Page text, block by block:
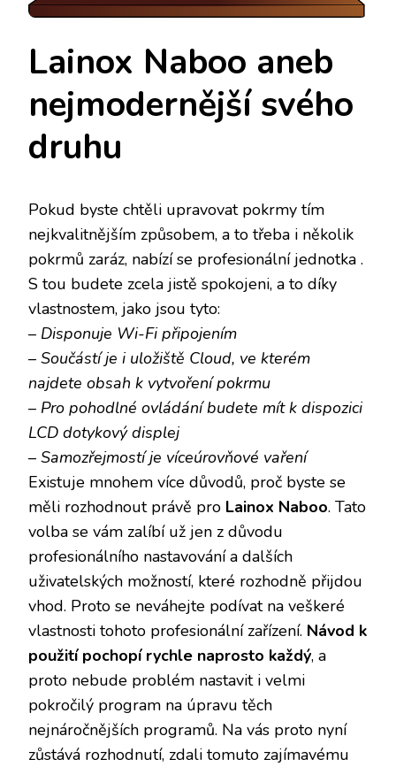
Lainox Naboo aneb
nejmodernější svého
druhu
Pokud byste chtěli upravovat pokrmy tím
nejkvalitnějším způsobem, a to třeba i několik
pokrmů zaráz, nabízí se profesionální jednotka .
S tou budete zcela jistě spokojeni, a to díky
vlastnostem, jako jsou tyto:
– Disponuje Wi-Fi připojením
– Součástí je i uložiště Cloud, ve kterém
najdete obsah k vytvoření pokrmu
– Pro pohodlné ovládání budete mít k dispozici
LCD dotykový displej
– Samozřejmostí je víceúrovňové vaření
Existuje mnohem více důvodů, proč byste se
měli rozhodnout právě pro Lainox Naboo. Tato
volba se vám zalíbí už jen z důvodu
profesionálního nastavování a dalších
uživatelských možností, které rozhodně přijdou
vhod. Proto se neváhejte podívat na veškeré
vlastnosti tohoto profesionální zařízení. Návod k
použití pochopí rychle naprosto každý, a
proto nebude problém nastavit i velmi
pokročilý program na úpravu těch
nejnáročnějších programů. Na vás proto nyní
zůstává rozhodnutí, zdali tomuto zajímavému